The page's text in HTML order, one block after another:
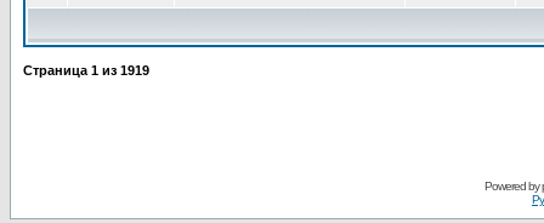
Страница 1 из 1919
Powered by